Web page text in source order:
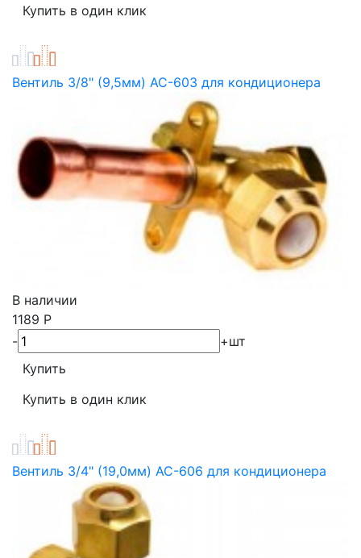
Вентиль 3/8" (9,5мм) АС-603 для кондиционера
В наличии
1189 Р
-
+шт
Вентиль 3/4" (19,0мм) AC-606 для кондиционера